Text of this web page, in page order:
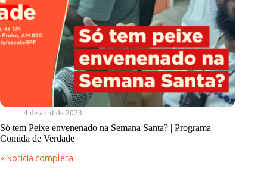
4 de april de 2023
Só tem Peixe envenenado na Semana Santa? | Programa
Comida de Verdade
» Notícia completa
Só